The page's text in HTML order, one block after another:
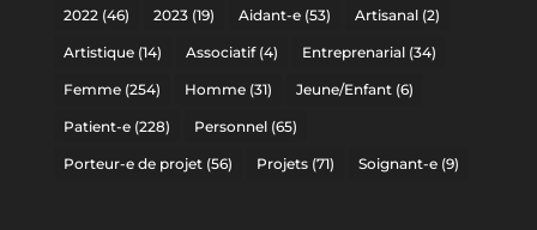
2022(46) 2023(19) Aidant-e(53) Artisanal(2)
Artistique(14) Associatif(4) Entreprenarial(34)
Femme(254) Homme(31) Jeune/Enfant(6)
Patient-e(228) Personnel(65)
Porteur-e de projet(56) Projets(71) Soignant-e(9)